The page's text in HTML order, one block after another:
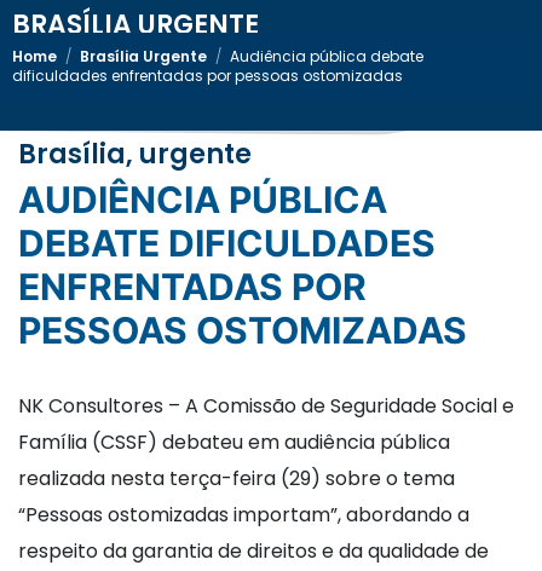
BRASÍLIA URGENTE
Home / Brasília Urgente / Audiência pública debate
dificuldades enfrentadas por pessoas ostomizadas
Brasília, urgente
AUDIÊNCIA PÚBLICA
DEBATE DIFICULDADES
ENFRENTADAS POR
PESSOAS OSTOMIZADAS
NK Consultores – A Comissão de Seguridade Social e
Família (CSSF) debateu em audiência pública
realizada nesta terça-feira (29) sobre o tema
“Pessoas ostomizadas importam”, abordando a
respeito da garantia de direitos e da qualidade de